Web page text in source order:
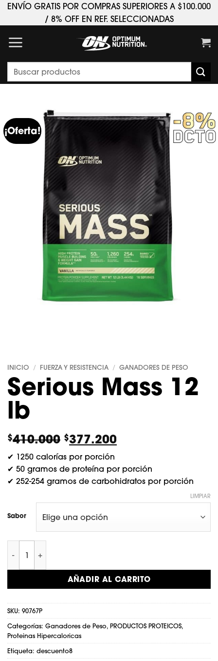
Saltar
ENVÍO GRATIS POR COMPRAS SUPERIORES A $100.000
/ 8% OFF EN REF. SELECCIONADAS
Buscar
por:
¡Oferta!
INICIO / FUERZA Y RESISTENCIA / GANADORES DE PESO
Serious Mass 12
lb
$410.000 El
precio
original
era:
$410.000.
$377.200
precio
actual
es:
$377.200.
✔ 1250 calorías por porción
✔ 50 gramos de proteína por porción
✔ 252-254 gramos de carbohidratos por porción
Sabor
LIMPIAR
AÑADIR AL CARRITO
SKU: 90767P
Categorías: Ganadores de Peso, PRODUCTOS PROTEICOS,
Proteinas Hipercaloricas
Etiqueta: descuento8